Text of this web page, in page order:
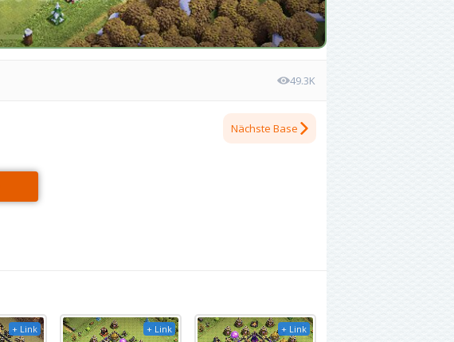
49.3K
Nächste Base
+ Link + Link + Link